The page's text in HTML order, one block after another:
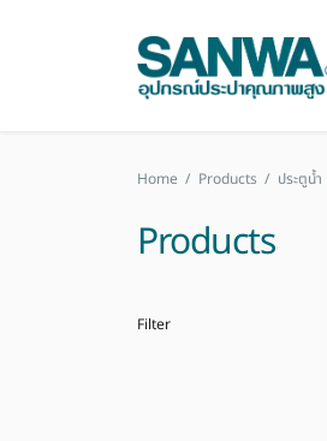
Home / Products / ประตูน้ำ
Products
Filter